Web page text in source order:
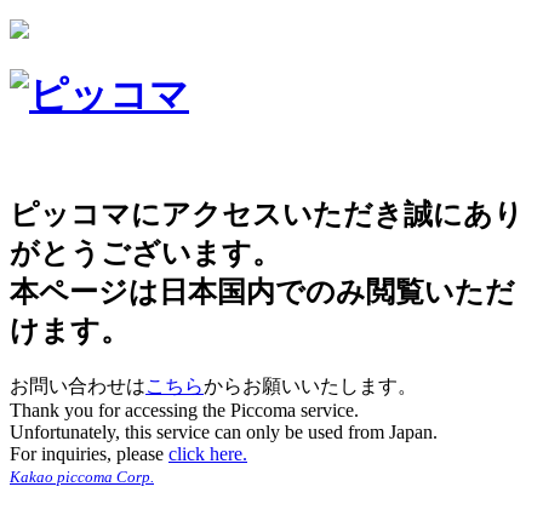
ピッコマにアクセスいただき誠にあり
がとうございます。
本ページは日本国内でのみ閲覧いただ
けます。
お問い合わせはこちらからお願いいたします。
Thank you for accessing the Piccoma service.
Unfortunately, this service can only be used from Japan.
For inquiries, please click here.
Kakao piccoma Corp.